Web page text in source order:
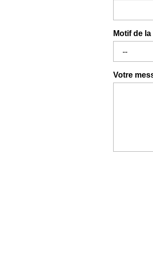
Motif de
Votre